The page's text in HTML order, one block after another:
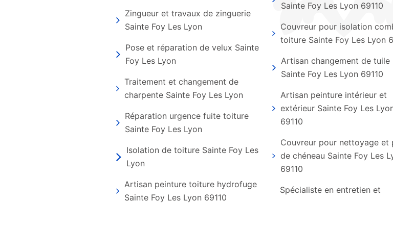
Zingueur et travaux de zinguerie
Sainte Foy Les Lyon
Pose et réparation de velux Sainte
Foy Les Lyon
Traitement et changement de
charpente Sainte Foy Les Lyon
Réparation urgence fuite toiture
Sainte Foy Les Lyon
Isolation de toiture Sainte Foy Les
Lyon
Artisan peinture toiture hydrofuge
Sainte Foy Les Lyon 69110
Sainte Foy Les Lyon 69110
Couvreur pour isolation
toiture Sainte Foy Les Lyon
Artisan changement de tuile
Sainte Foy Les Lyon 69110
Artisan peinture intérieur et
extérieur Sainte Foy Les
69110
Couvreur pour nettoyage et
de chéneau Sainte Foy Les
69110
Spécialiste en entretien et